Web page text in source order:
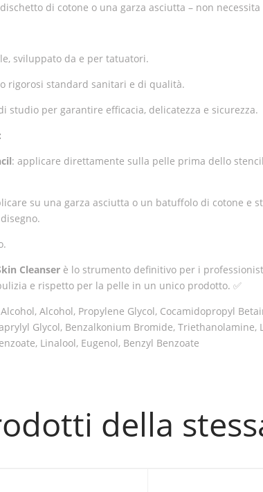
di cotone o una garza asciutta – non
sviluppato da e per tatuatori.
rigorosi standard sanitari e di qualità.
studio per garantire efficacia, delicatezza e sicurezza.
: applicare direttamente sulla pelle prima dello
su una garza asciutta o un batuffolo di cotone e
Cleanser è lo strumento definitivo per i
e rispetto per la pelle in un unico prodotto. ✅
Alcohol, Propylene Glycol, Cocamidopropyl
Glycol, Benzalkonium Bromide, Triethanolamine,
Linalool, Eugenol, Benzyl Benzoate
della